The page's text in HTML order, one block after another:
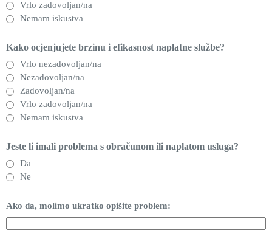
Vrlo zadovoljan/na
Nemam iskustva
Kako ocjenjujete brzinu i efikasnost naplatne službe?
Vrlo nezadovoljan/na
Nezadovoljan/na
Zadovoljan/na
Vrlo zadovoljan/na
Nemam iskustva
Jeste li imali problema s obračunom ili naplatom usluga?
Da
Ne
Ako da, molimo ukratko opišite problem: